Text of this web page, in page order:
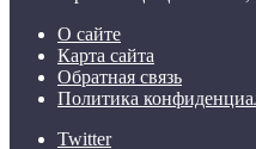
О сайте
Карта сайта
Обратная связь
Политика
Twitter